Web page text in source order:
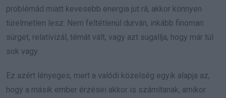
problémád miatt kevesebb energia jut rá, akkor könnyen
türelmetlen lesz. Nem feltétlenül durván, inkább finoman:
sürget, relativizál, témát vált, vagy azt sugallja, hogy már túl
sok vagy.
Ez azért lényeges, mert a valódi közelség egyik alapja az,
hogy a másik ember érzései akkor is számítanak, amikor